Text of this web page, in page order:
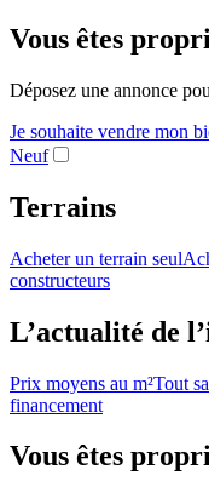
Vous êtes
Déposez une annonce
Je souhaite vendre mon
Neuf
Terrains
Acheter un terrain seul
constructeurs
L’actualité de
Prix moyens au m²Tout
financement
Vous êtes